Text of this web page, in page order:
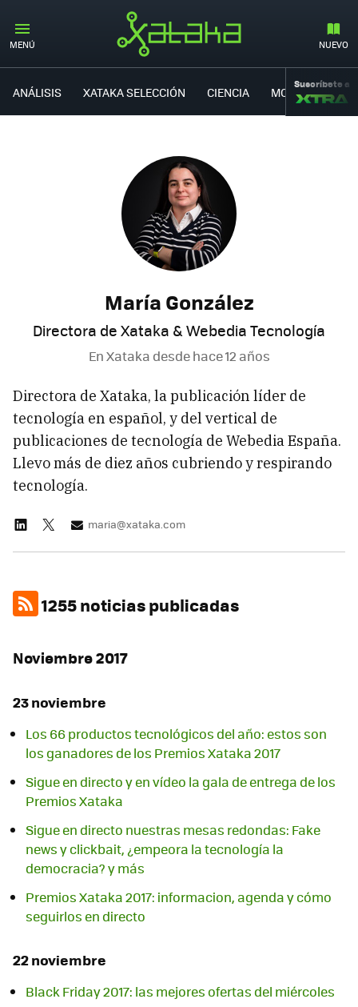
MENÚ NUEVO
ANÁLISIS XATAKA SELECCIÓN CIENCIA MOVILIDAD
Suscríbete a
María González
Directora de Xataka & Webedia Tecnología
En Xataka desdehace 12 años
Directora de Xataka, la publicación líder de
tecnología en español, y del vertical de
publicaciones de tecnología de Webedia España.
Llevo más de diez años cubriendo y respirando
tecnología.
maria@xataka.com
1255 noticias publicadas
Noviembre 2017
23 noviembre
Los 66 productos tecnológicos del año: estos son
los ganadores de los Premios Xataka 2017
Sigue en directo y en vídeo la gala de entrega de los
Premios Xataka
Sigue en directo nuestras mesas redondas: Fake
news y clickbait, ¿empeora la tecnología la
democracia? y más
Premios Xataka 2017: informacion, agenda y cómo
seguirlos en directo
22 noviembre
Black Friday 2017: las mejores ofertas del miércoles